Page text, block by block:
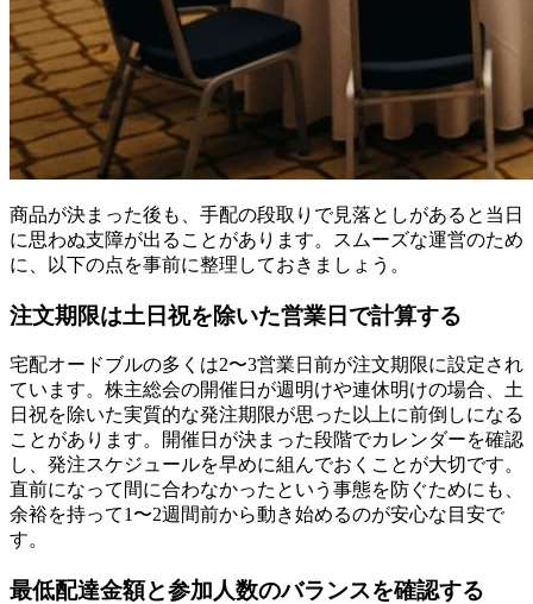
商品が決まった後も、手配の段取りで見落としがあると当日
に思わぬ支障が出ることがあります。スムーズな運営のため
に、以下の点を事前に整理しておきましょう。
注文期限は土日祝を除いた営業日で計算する
宅配オードブルの多くは2〜3営業日前が注文期限に設定され
ています。株主総会の開催日が週明けや連休明けの場合、土
日祝を除いた実質的な発注期限が思った以上に前倒しになる
ことがあります。開催日が決まった段階でカレンダーを確認
し、発注スケジュールを早めに組んでおくことが大切です。
直前になって間に合わなかったという事態を防ぐためにも、
余裕を持って1〜2週間前から動き始めるのが安心な目安で
す。
最低配達金額と参加人数のバランスを確認する